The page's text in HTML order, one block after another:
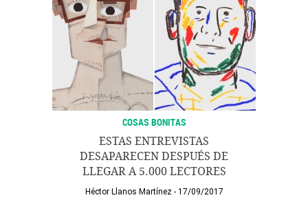
COSAS BONITAS
ESTAS ENTREVISTAS
DESAPARECEN DESPUÉS DE
LLEGAR A 5.000 LECTORES
Héctor Llanos Martínez 17/09/2017